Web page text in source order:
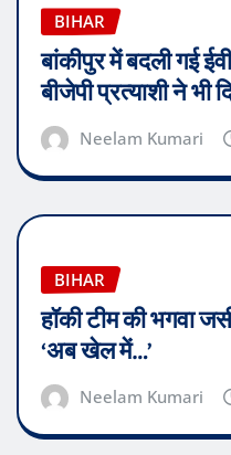
BIHAR
बांकीपुर में बदली गई
बीजेपी प्रत्याशी ने भी
Neelam Kumari
BIHAR
हॉकी टीम की भगवा
‘अब खेल में…’
Neelam Kumari